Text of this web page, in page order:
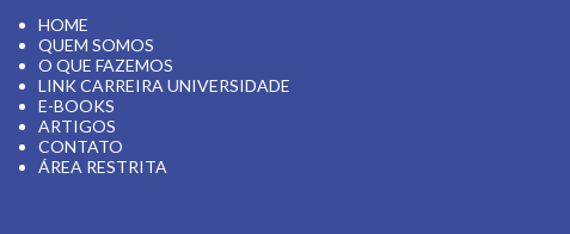
LINK CARREIRA UNIVERSIDADE
E-BOOKS
ARTIGOS
CONTATO
ÁREA RESTRITA